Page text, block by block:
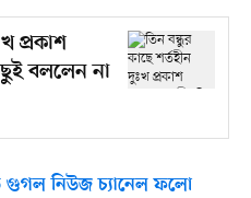
প্রকাশ
বললেন না
নিউজ চ্যানেল ফলো